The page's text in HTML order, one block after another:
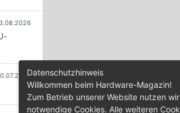
Datenschutzhinweis
Willkommen beim Hardware-Magazin!
Zum Betrieb unserer Website nutzen
notwendige Cookies. Alle weiteren